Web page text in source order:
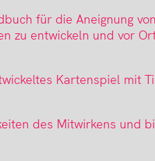
für die Aneignung
zu entwickeln und vor
Kartenspiel mit
des Mitwirkens und